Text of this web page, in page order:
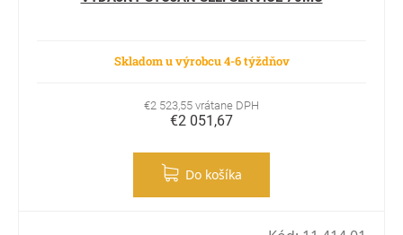
Skladom u výrobcu 4-6 týždňov
€2 523,55 vrátane DPH
€2 051,67
Do košíka